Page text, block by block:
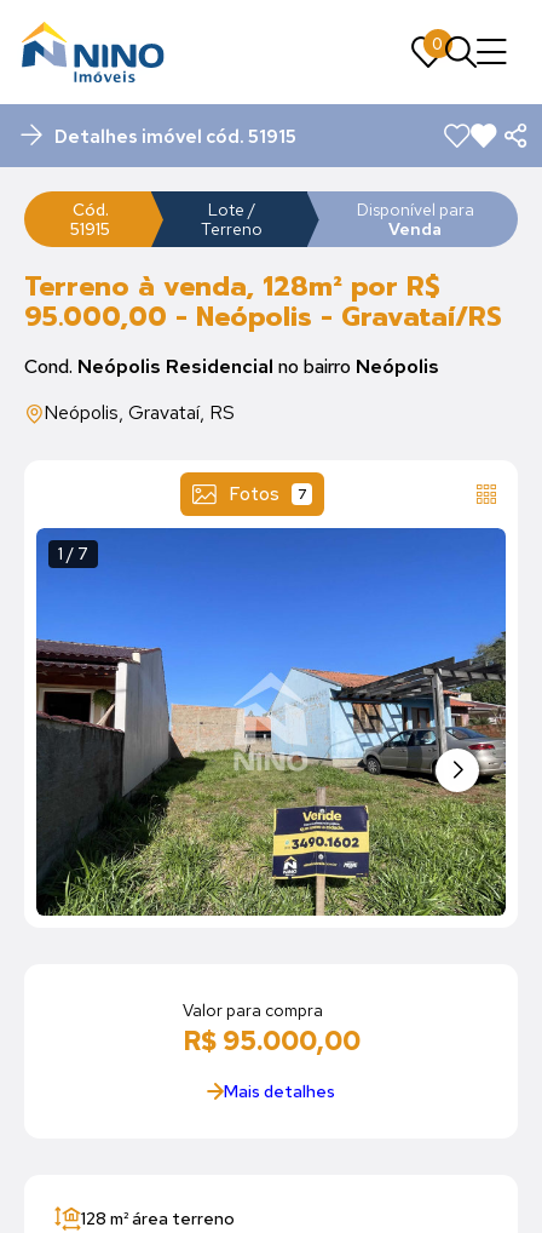
0
0
Detalhes imóvel cód. 51915
Cód.
51915
Lote /
Terreno
Disponível para
Venda
Terreno à venda, 128m² por R$
95.000,00 - Neópolis - Gravataí/RS
Cond. Neópolis Residencial no bairro Neópolis
Neópolis, Gravataí, RS
Fotos 7
1 / 7
Valor para compra
R$ 95.000,00
Mais detalhes
128 m²área terreno